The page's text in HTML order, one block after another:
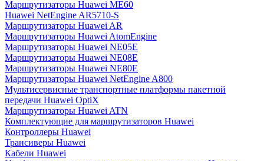
Маршрутизаторы Huawei ME60
Huawei NetEngine AR5710-S
Маршрутизаторы Huawei AR
Маршрутизаторы Huawei AtomEngine
Маршрутизаторы Huawei NE05E
Маршрутизаторы Huawei NE08E
Маршрутизаторы Huawei NE80E
Маршрутизаторы Huawei NetEngine A800
Мультисервисные транспортные платформы пакетной
передачи Huawei OptiX
Маршрутизаторы Huawei ATN
Комплектующие для маршрутизаторов Huawei
Контроллеры Huawei
Трансиверы Huawei
Кабели Huawei